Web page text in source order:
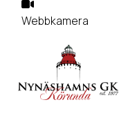
Webbkamera